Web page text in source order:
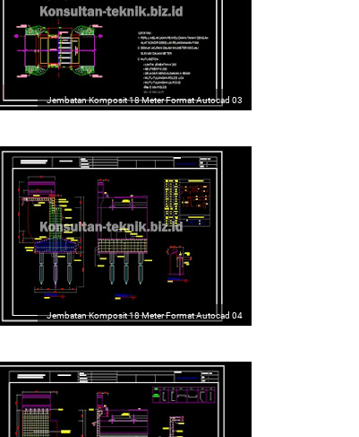
Jembatan Komposit 18 Meter Format Autocad 03
Jembatan Komposit 18 Meter Format Autocad 04